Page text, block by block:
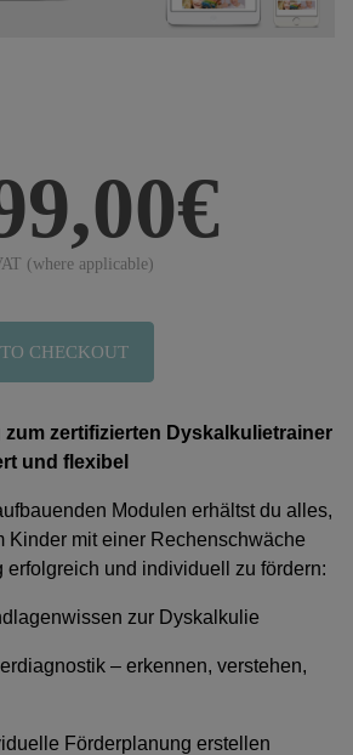
(where applicable)
CHECKOUT
zertifizierten Dyskalkulietrainer
und flexibel
Modulen erhältst du alles,
Kinder mit einer Rechenschwäche
erfolgreich und individuell zu fördern:
zur Dyskalkulie
– erkennen, verstehen,
Förderplanung erstellen